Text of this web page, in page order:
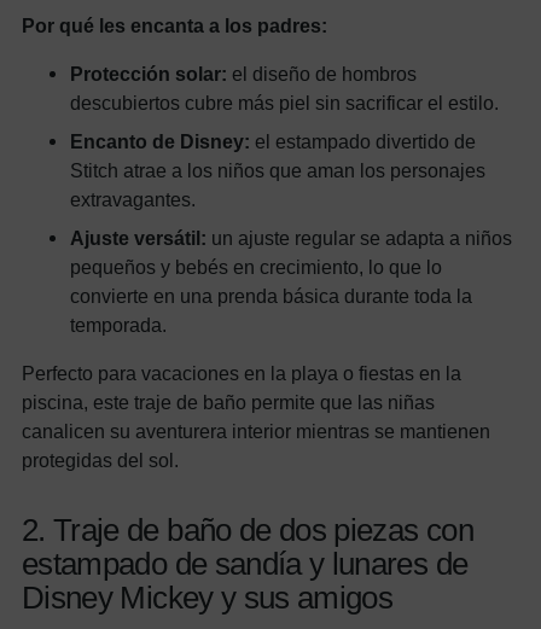
Por qué les encanta a los padres:
Protección solar: el diseño de hombros
descubiertos cubre más piel sin sacrificar el estilo.
Encanto de Disney: el estampado divertido de
Stitch atrae a los niños que aman los personajes
extravagantes.
Ajuste versátil: un ajuste regular se adapta a niños
pequeños y bebés en crecimiento, lo que lo
convierte en una prenda básica durante toda la
temporada.
Perfecto para vacaciones en la playa o fiestas en la
piscina, este traje de baño permite que las niñas
canalicen su aventurera interior mientras se mantienen
protegidas del sol.
2. Traje de baño de dos piezas con
estampado de sandía y lunares de
Disney Mickey y sus amigos